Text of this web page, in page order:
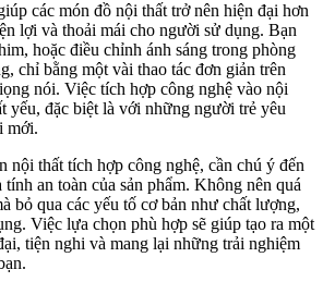
các món đồ nội thất trở nên hiện đại hơn
lợi và thoải mái cho người sử dụng. Bạn
hoặc điều chỉnh ánh sáng trong phòng
chỉ bằng một vài thao tác đơn giản trên
nói. Việc tích hợp công nghệ vào nội
yếu, đặc biệt là với những người trẻ yêu
mới.
nội thất tích hợp công nghệ, cần chú ý đến
an toàn của sản phẩm. Không nên quá
bỏ qua các yếu tố cơ bản như chất lượng,
Việc lựa chọn phù hợp sẽ giúp tạo ra một
tiện nghi và mang lại những trải nghiệm